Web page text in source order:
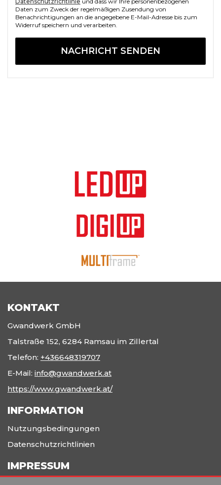
Daten zum Zweck der regelmäßigen Zusendung von
Benachrichtigungen an die angegebene E-Mail-Adresse bis zum
Widerruf speichern und verarbeiten.
NACHRICHT SENDEN
KONTAKT
Gwandwerk GmbH
Talstraße 152, 6284 Ramsau im Zillertal
Telefon: +436648319707
E-Mail: info@gwandwerk.at
https://www.gwandwerk.at/
INFORMATION
Nutzungsbedingungen
Datenschutzrichtlinien
IMPRESSUM